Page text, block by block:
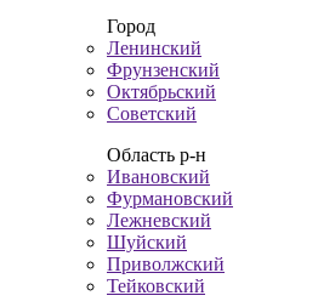
Город
Ленинский
Фрунзенский
Октябрьский
Советский
Область р-н
Ивановский
Фурмановский
Лежневский
Шуйский
Приволжский
Тейковский